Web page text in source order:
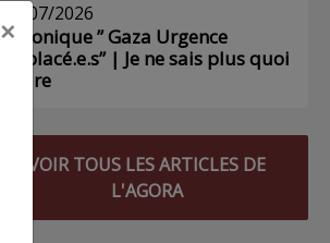
29/07/2026
Chronique ” Gaza Urgence
Déplacé.e.s” | Je ne sais plus quoi
écrire
VOIR TOUS LES ARTICLES DE
L'AGORA
×